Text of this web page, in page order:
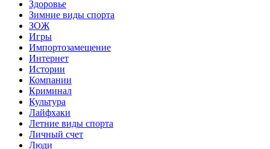
Здоровье
Зимние виды спорта
ЗОЖ
Игры
Импортозамещение
Интернет
Истории
Компании
Криминал
Культура
Лайфхаки
Летние виды спорта
Личный счет
Люди